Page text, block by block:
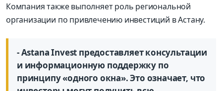
Компания также выполняет роль региональной
организации по привлечению инвестиций в Астану.
- Astana Invest предоставляет консультации
и информационную поддержку по
принципу «одного окна». Это означает, что